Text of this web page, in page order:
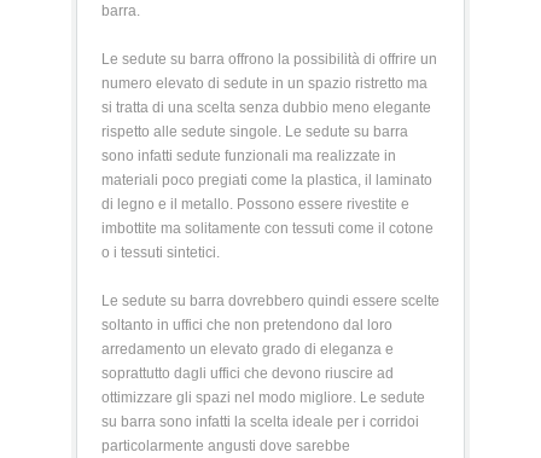
barra.
Le sedute su barra offrono la possibilità di offrire un
numero elevato di sedute in un spazio ristretto ma
si tratta di una scelta senza dubbio meno elegante
rispetto alle sedute singole. Le sedute su barra
sono infatti sedute funzionali ma realizzate in
materiali poco pregiati come la plastica, il laminato
di legno e il metallo. Possono essere rivestite e
imbottite ma solitamente con tessuti come il cotone
o i tessuti sintetici.
Le sedute su barra dovrebbero quindi essere scelte
soltanto in uffici che non pretendono dal loro
arredamento un elevato grado di eleganza e
soprattutto dagli uffici che devono riuscire ad
ottimizzare gli spazi nel modo migliore. Le sedute
su barra sono infatti la scelta ideale per i corridoi
particolarmente angusti dove sarebbe